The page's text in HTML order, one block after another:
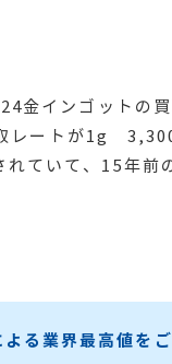
金インゴットの
レートが1g
ていて、15年前
る業界最高値をご